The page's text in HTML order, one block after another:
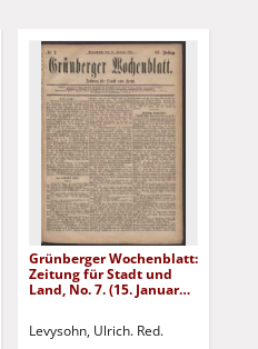
Grünberger Wochenblatt:
Zeitung für Stadt und
Land, No. 7. (15. Januar
Levysohn, Ulrich. Red.